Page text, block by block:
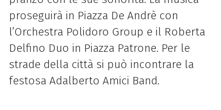
proseguirà in Piazza De Andrè con
l’Orchestra Polidoro Group e il Roberta
Delfino Duo in Piazza Patrone. Per le
strade della città si può incontrare la
festosa Adalberto Amici Band.